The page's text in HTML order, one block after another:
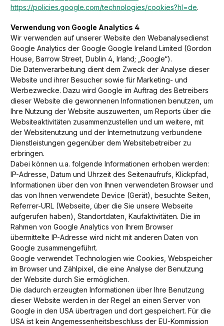
https://policies.google.com/technologies/cookies?hl=de.
Verwendung von Google Analytics 4
Wir verwenden auf unserer Website den Webanalysedienst
Google Analytics der Google Google Ireland Limited (Gordon
House, Barrow Street, Dublin 4, Irland; „Google“).
Die Datenverarbeitung dient dem Zweck der Analyse dieser
Website und ihrer Besucher sowie für Marketing- und
Werbezwecke. Dazu wird Google im Auftrag des Betreibers
dieser Website die gewonnenen Informationen benutzen, um
Ihre Nutzung der Website auszuwerten, um Reports über die
Websiteaktivitäten zusammenzustellen und um weitere, mit
der Websitenutzung und der Internetnutzung verbundene
Dienstleistungen gegenüber dem Websitebetreiber zu
erbringen.
Dabei können u.a. folgende Informationen erhoben werden:
IP-Adresse, Datum und Uhrzeit des Seitenaufrufs, Klickpfad,
Informationen über den von Ihnen verwendeten Browser und
das von Ihnen verwendete Device (Gerät), besuchte Seiten,
Referrer-URL (Webseite, über die Sie unsere Webseite
aufgerufen haben), Standortdaten, Kaufaktivitäten. Die im
Rahmen von Google Analytics von Ihrem Browser
übermittelte IP-Adresse wird nicht mit anderen Daten von
Google zusammengeführt.
Google verwendet Technologien wie Cookies, Webspeicher
im Browser und Zählpixel, die eine Analyse der Benutzung
der Website durch Sie ermöglichen.
Die dadurch erzeugten Informationen über Ihre Benutzung
dieser Website werden in der Regel an einen Server von
Google in den USA übertragen und dort gespeichert. Für die
USA ist kein Angemessenheitsbeschluss der EU-Kommission